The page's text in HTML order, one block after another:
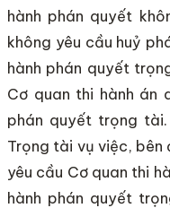
hành phán quyết
không yêu cầu huỷ
hành phán quyết
Cơ quan thi hành án
phán quyết trọng
Trọng tài vụ việc, bên
yêu cầu Cơ quan thi
hành phán quyết